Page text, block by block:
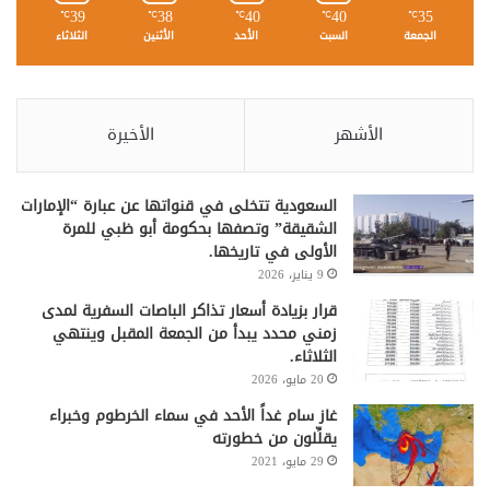
35
℃
الجمعة
40
℃
السبت
40
℃
الأحد
38
℃
الأثنين
39
℃
الثلاثاء
الأشهر الأخيرة
السعودية تتخلى في قنواتها عن عبارة “الإمارات
الشقيقة” وتصفها بحكومة أبو ظبي للمرة
الأولى في تاريخها.
9 يناير، 2026
قرار بزيادة أسعار تذاكر الباصات السفرية لمدى
زمني محدد يبدأ من الجمعة المقبل وينتهي
الثلاثاء.
20 مايو، 2026
غاز سام غداً الأحد في سماء الخرطوم وخبراء
يقلِّلون من خطورته
29 مايو، 2021